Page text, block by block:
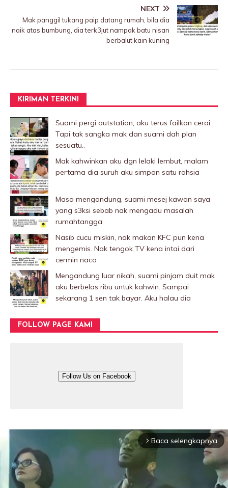
NEXT
Mak panggil tukang paip datang rumah, bila dia
naik atas bumbung, dia terk3jut nampak batu nisan
berbalut kain kuning
KIRIMAN TERKINI
Suami pergi outstation, aku terus failkan cerai.
Tapi tak sangka mak dan suami dah plan
sesuatu..
Mak kahwinkan aku dgn lelaki Iembut, malam
pertama dia suruh aku simpan satu rahsia
Masa mengandung, suami mesej kawan saya
yang s3ksi sebab nak mengadu masalah
rumahtangga
Nasib cucu miskin, nak makan KFC pun kena
mengemis. Nak tengok TV kena intai dari
cermin naco
Mengandung luar nikah, suami pinjam duit mak
aku berbelas ribu untuk kahwin. Sampai
sekarang 1 sen tak bayar. Aku halau dia
FOLLOW PAGE KAMI
Follow Us on Facebook
arrow_forward_ios Baca selengkapnya